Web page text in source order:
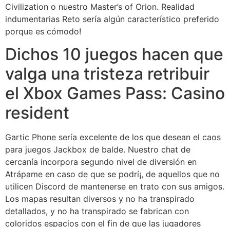
Civilization o nuestro Master’s of Orion. Realidad
indumentarias Reto serí­a algún característico preferido
porque es cómodo!
Dichos 10 juegos hacen que
valga una tristeza retribuir
el Xbox Games Pass: Casino
resident
Gartic Phone serí­a excelente de los que desean el caos
para juegos Jackbox de balde. Nuestro chat de
cercanía incorpora segundo nivel de diversión en
Atrápame en caso de que se podrí¡, de aquellos que no
utilicen Discord de mantenerse en trato con sus amigos.
Los mapas resultan diversos y no ha transpirado
detallados, y no ha transpirado se fabrican con
coloridos espacios con el fin de que las jugadores